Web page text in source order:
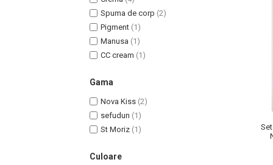
Uleiuri Unghii / Cuticule
Spuma de corp (2)
Pigment (1)
Manusa (1)
CC cream (1)
Gama
Nova Kiss (2)
sefudun (1)
St Moriz (1)
Culoare